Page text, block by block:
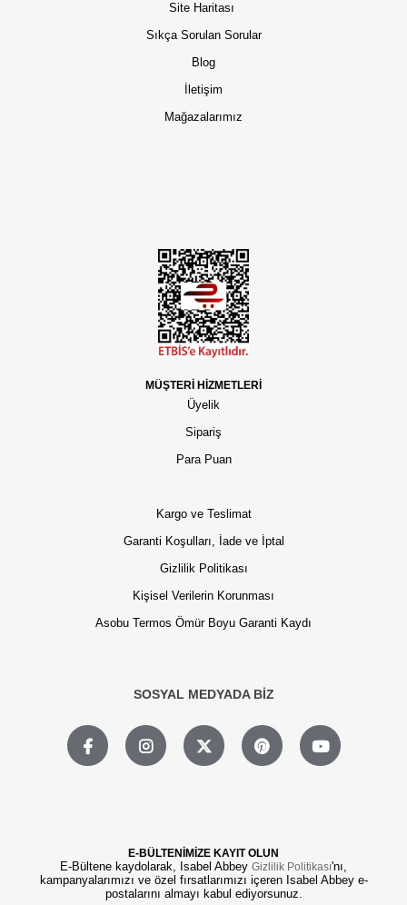
Site Haritası
Sıkça Sorulan Sorular
Blog
İletişim
Mağazalarımız
MÜŞTERİ HİZMETLERİ
Üyelik
Sipariş
Para Puan
Kargo ve Teslimat
Garanti Koşulları, İade ve İptal
Gizlilik Politikası
Kişisel Verilerin Korunması
Asobu Termos Ömür Boyu Garanti Kaydı
SOSYAL MEDYADA BİZ
E-BÜLTENİMİZE KAYIT OLUN
E-Bültene kaydolarak, Isabel Abbey Gizlilik Politikası'nı,
kampanyalarımızı ve özel fırsatlarımızı içeren Isabel Abbey e-
postalarını almayı kabul ediyorsunuz.